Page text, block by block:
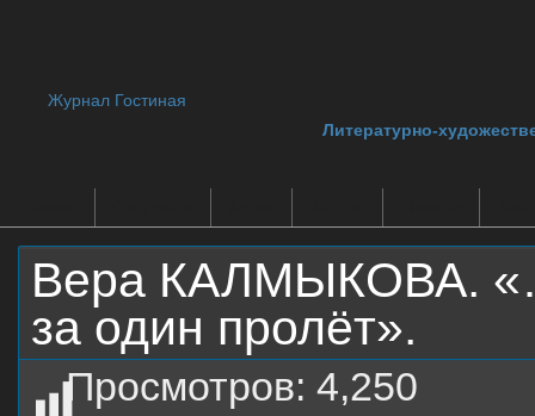
Журнал Гостиная
Литературно-
Вера КАЛМЫКОВА.
за один пролёт».
Просмотров: 4,250